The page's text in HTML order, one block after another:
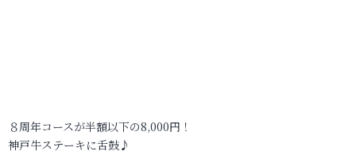
８周年コースが半額以下の8,000円！
神戸牛ステーキに舌鼓♪